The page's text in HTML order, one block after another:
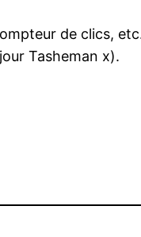
de clics,
Tasheman x).